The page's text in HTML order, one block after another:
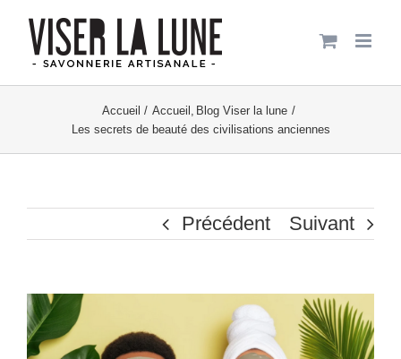
Passer
contenu
Accueil Accueil Blog Viser la lune
Les secrets de beauté des civilisations anciennes
Précédent Suivant
Voir
l'image